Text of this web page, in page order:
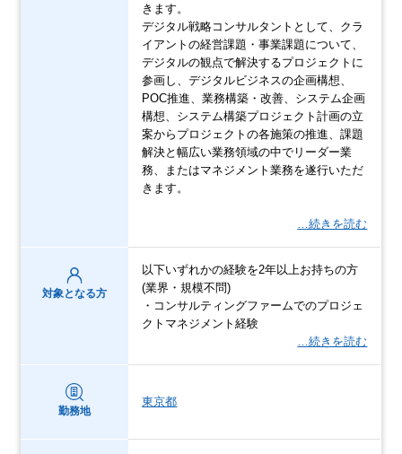
きます。
デジタル戦略コンサルタントとして、クラ
イアントの経営課題・事業課題について、
デジタルの観点で解決するプロジェクトに
参画し、デジタルビジネスの企画構想、
POC推進、業務構築・改善、システム企画
構想、システム構築プロジェクト計画の立
案からプロジェクトの各施策の推進、課題
解決と幅広い業務領域の中でリーダー業
務、またはマネジメント業務を遂行いただ
きます。
…続きを読む
対象となる方
以下いずれかの経験を2年以上お持ちの方
(業界・規模不問)
・コンサルティングファームでのプロジェ
クトマネジメント経験
…続きを読む
勤務地
東京都